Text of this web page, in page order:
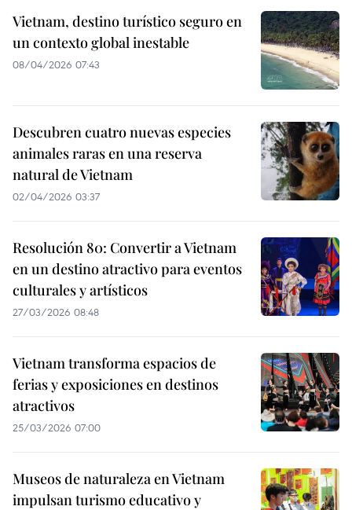
Vietnam, destino turístico seguro en
un contexto global inestable
08/04/2026 07:43
Descubren cuatro nuevas especies
animales raras en una reserva
natural de Vietnam
02/04/2026 03:37
Resolución 80: Convertir a Vietnam
en un destino atractivo para eventos
culturales y artísticos
27/03/2026 08:48
Vietnam transforma espacios de
ferias y exposiciones en destinos
atractivos
25/03/2026 07:00
Museos de naturaleza en Vietnam
impulsan turismo educativo y